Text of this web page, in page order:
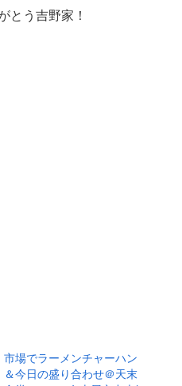
とう吉野家！
市場でラーメンチャーハン
＆今日の盛り合わせ＠天末